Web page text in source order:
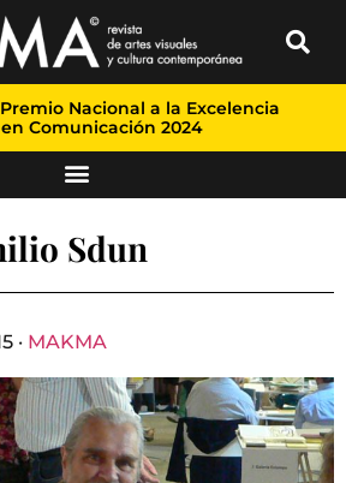
Premio Nacional a la Excelencia
en Comunicación 2024
Sdun
· MAKMA